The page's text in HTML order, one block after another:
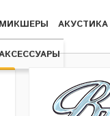
МИКШЕРЫ АКУСТИКА